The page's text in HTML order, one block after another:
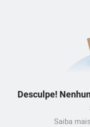
Desculpe!
Saiba